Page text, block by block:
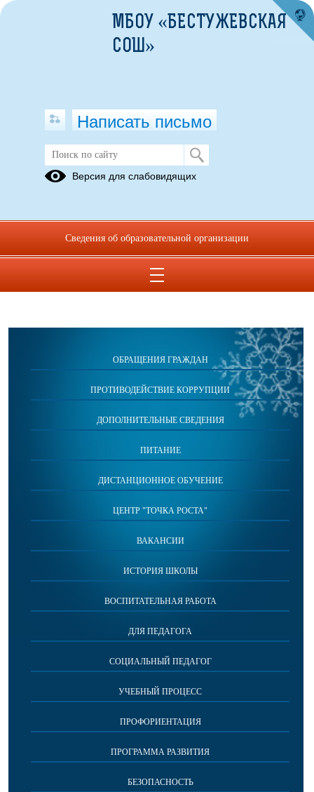
Инновационная деятельность
Инновационная деятельность
ОБРАЩЕНИЯ ГРАЖДАН
ПРОТИВОДЕЙСТВИЕ КОРРУПЦИИ
ДОПОЛНИТЕЛЬНЫЕ СВЕДЕНИЯ
ПИТАНИЕ
ДИСТАНЦИОННОЕ ОБУЧЕНИЕ
ЦЕНТР "ТОЧКА РОСТА"
ВАКАНСИИ
ИСТОРИЯ ШКОЛЫ
ВОСПИТАТЕЛЬНАЯ РАБОТА
ДЛЯ ПЕДАГОГА
СОЦИАЛЬНЫЙ ПЕДАГОГ
УЧЕБНЫЙ ПРОЦЕСС
ПРОФОРИЕНТАЦИЯ
ПРОГРАММА РАЗВИТИЯ
БЕЗОПАСНОСТЬ
МБОУ «БЕСТУЖЕВСКАЯ
СОШ»
Написать письмо
Версия для слабовидящих
Сведения об образовательной организации